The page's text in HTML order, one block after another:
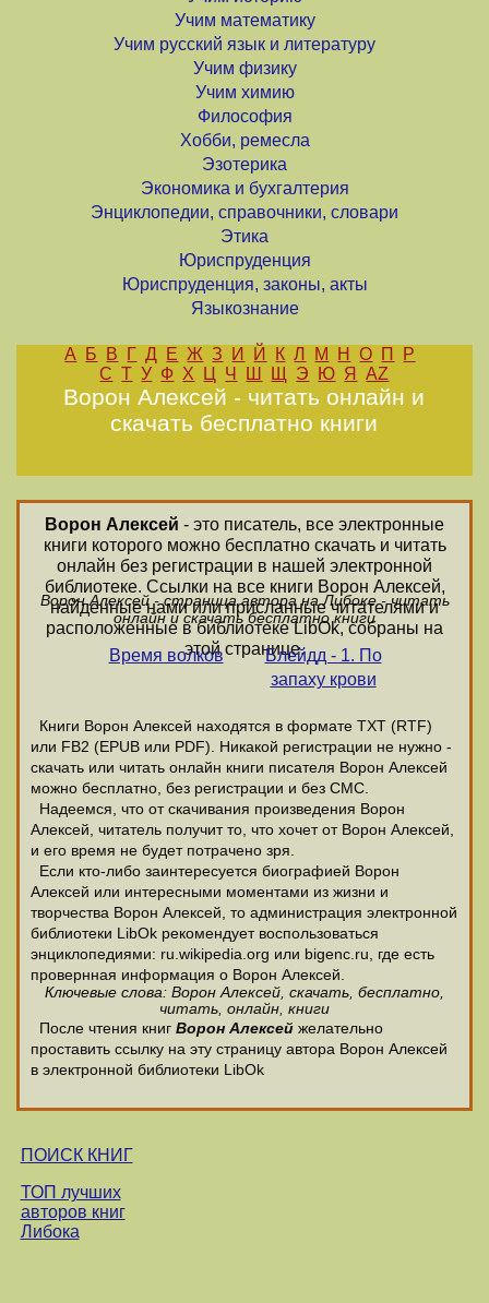
Учим математику
Учим русский язык и литературу
Учим физику
Учим химию
Философия
Хобби, ремесла
Эзотерика
Экономика и бухгалтерия
Энциклопедии, справочники, словари
Этика
Юриспруденция
Юриспруденция, законы, акты
Языкознание
А Б В Г Д Е Ж З И Й К Л М Н О П
Р
С Т У Ф Х Ц Ч Ш Щ Э Ю Я AZ
Ворон Алексей - читать онлайн и
скачать бесплатно книги
Ворон Алексей - это писатель, все электронные
книги которого можно бесплатно скачать и читать
онлайн без регистрации в нашей электронной
библиотеке. Ссылки на все книги Ворон Алексей,
найденные нами или присланные читателями и
расположенные в библиотеке LibOk, собраны на
этой странице.
Ворон Алексей - страница автора на Либоке - читать
онлайн и скачать бесплатно книги
Время волков
Блейдд - 1. По
запаху крови
Книги Ворон Алексей находятся в формате ТХТ (RTF)
или FB2 (EPUB или PDF). Никакой регистрации не нужно -
скачать или читать онлайн книги писателя Ворон Алексей
можно бесплатно, без регистрации и без СМС.
Надеемся, что от скачивания произведения Ворон
Алексей, читатель получит то, что хочет от Ворон Алексей,
и его время не будет потрачено зря.
Если кто-либо заинтересуется биографией Ворон
Алексей или интересными моментами из жизни и
творчества Ворон Алексей, то администрация электронной
библиотеки LibOk рекомендует воспользоваться
энциклопедиями: ru.wikipedia.org или bigenc.ru, где есть
провернная информация о Ворон Алексей.
Ключевые слова: Ворон Алексей, скачать, бесплатно,
читать, онлайн, книги
После чтения книг Ворон Алексей желательно
проставить ссылку на эту страницу автора Ворон Алексей
в электронной библиотеки LibOk
ПОИСК КНИГ
ТОП лучших
авторов книг
Либока